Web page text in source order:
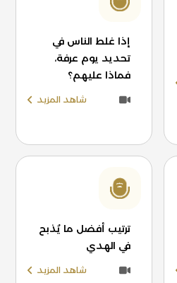
إذا غلط الناس في
تحديد يوم عرفة،
فماذا عليهم؟
شاهد المزيد
ترتيب أفضل ما يُذبح
في الهدي
شاهد المزيد